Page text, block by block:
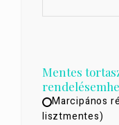
Mentes
Marcipános
lisztmentes)